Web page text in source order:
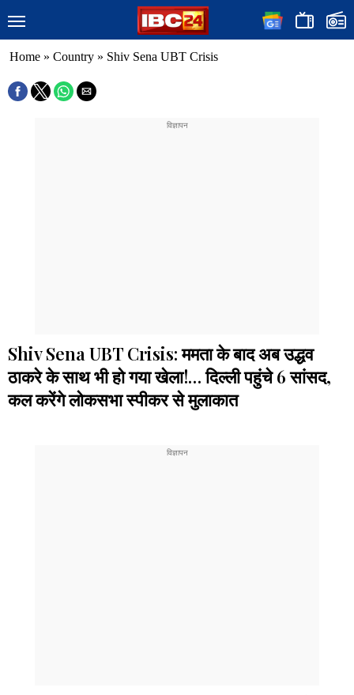
Home » Country » Shiv Sena UBT Crisis
Shiv Sena UBT Crisis: ममता के बाद अब उद्धव
ठाकरे के साथ भी हो गया खेला!… दिल्ली पहुंचे 6 सांसद,
कल करेंगे लोकसभा स्पीकर से मुलाकात